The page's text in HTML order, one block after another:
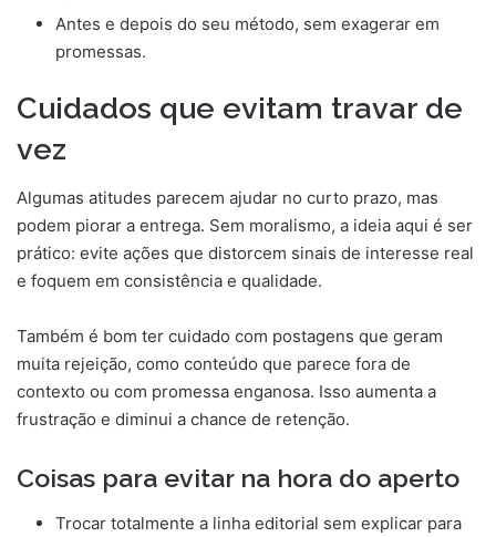
Antes e depois do seu método, sem exagerar em
promessas.
Cuidados que evitam travar de
vez
Algumas atitudes parecem ajudar no curto prazo, mas
podem piorar a entrega. Sem moralismo, a ideia aqui é ser
prático: evite ações que distorcem sinais de interesse real
e foquem em consistência e qualidade.
Também é bom ter cuidado com postagens que geram
muita rejeição, como conteúdo que parece fora de
contexto ou com promessa enganosa. Isso aumenta a
frustração e diminui a chance de retenção.
Coisas para evitar na hora do aperto
Trocar totalmente a linha editorial sem explicar para